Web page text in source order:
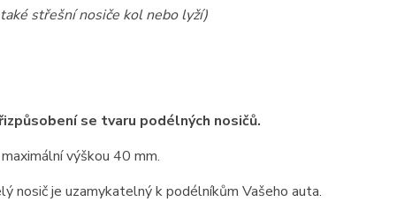
střešní nosiče kol nebo lyží)
se tvaru podélných nosičů.
výškou 40 mm.
nosič je uzamykatelný k podélníkům Vašeho auta.